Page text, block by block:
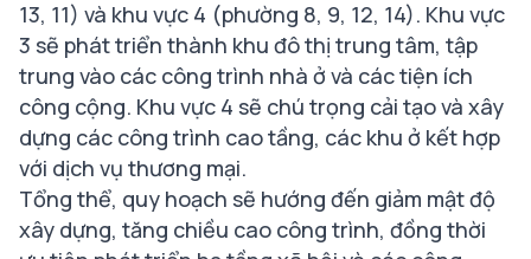
13, 11) và khu vực 4 (phường 8, 9, 12, 14). Khu vực
3 sẽ phát triển thành khu đô thị trung tâm, tập
trung vào các công trình nhà ở và các tiện ích
công cộng. Khu vực 4 sẽ chú trọng cải tạo và xây
dựng các công trình cao tầng, các khu ở kết hợp
với dịch vụ thương mại.
Tổng thể, quy hoạch sẽ hướng đến giảm mật độ
xây dựng, tăng chiều cao công trình, đồng thời